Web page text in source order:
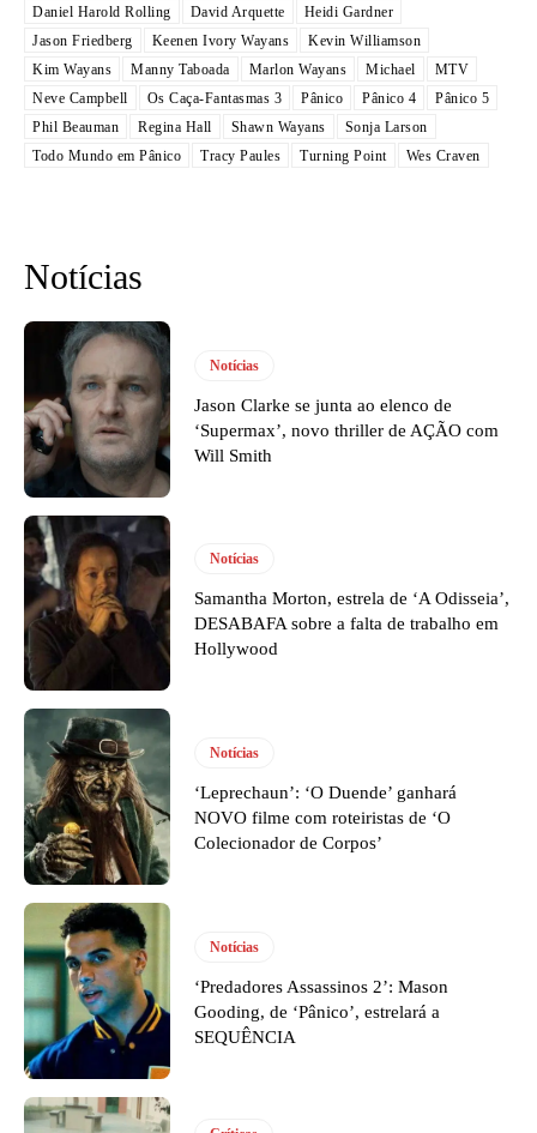
Daniel Harold Rolling
David Arquette
Heidi Gardner
Jason Friedberg
Keenen Ivory Wayans
Kevin Williamson
Kim Wayans
Manny Taboada Marlon Wayans Michael
MTV
Neve Campbell
Os Caça-Fantasmas 3 Pânico Pânico 4
Pânico 5
Phil Beauman
Regina Hall Shawn Wayans
Sonja Larson
Todo Mundo em Pânico
Tracy Paules Turning Point Wes Craven
Notícias
Notícias
Jason Clarke se junta ao elenco de
‘Supermax’, novo thriller de AÇÃO com
Will Smith
Notícias
Samantha Morton, estrela de ‘A Odisseia’,
DESABAFA sobre a falta de trabalho em
Hollywood
Notícias
‘Leprechaun’: ‘O Duende’ ganhará
NOVO filme com roteiristas de ‘O
Colecionador de Corpos’
Notícias
‘Predadores Assassinos 2’: Mason
Gooding, de ‘Pânico’, estrelará a
SEQUÊNCIA